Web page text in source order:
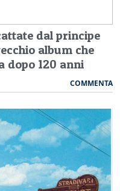
dal principe
album che
dopo 120 anni
COMMENTA